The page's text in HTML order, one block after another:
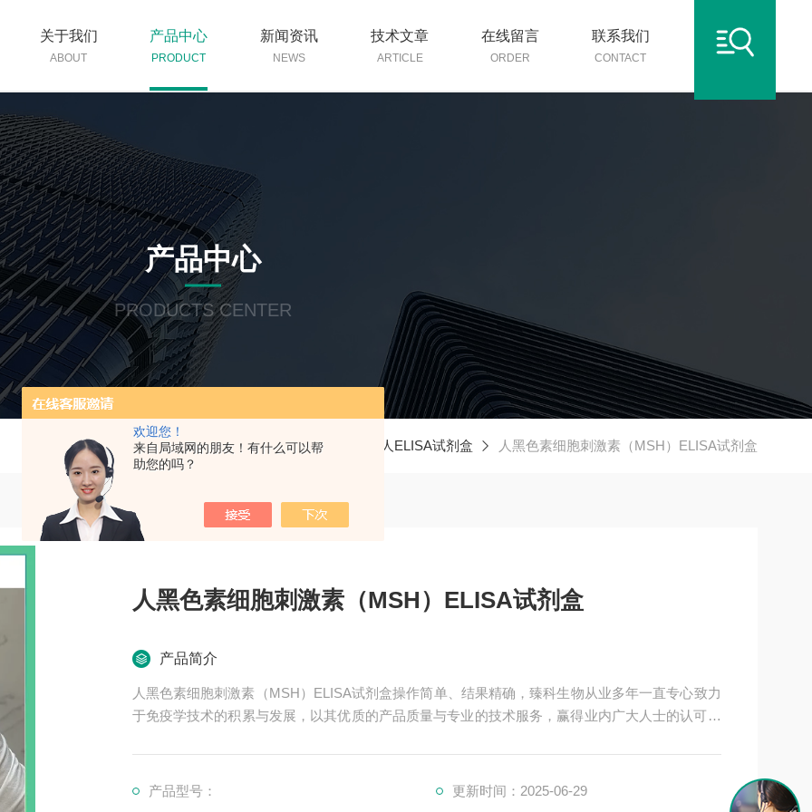
欢迎您！
来自局域网的朋友！有什么可以帮
助您的吗？
关于我们
ABOUT
产品中心
PRODUCT
新闻资讯
NEWS
技术文章
ARTICLE
在线留言
ORDER
联系我们
CONTACT
产品中心
PRODUCTS CENTER
当前位置：首页 产品中心 ELISA试剂盒 人ELISA试剂盒 人黑色素细胞刺激素（MSH）ELISA试剂盒
人黑色素细胞刺激素（MSH）ELISA试剂盒
产品简介
人黑色素细胞刺激素（MSH）ELISA试剂盒操作简单、结果精确，臻科生物从业多年一直专心致力
于免疫学技术的积累与发展，以其优质的产品质量与专业的技术服务，赢得业内广大人士的认可。
产品型号： 更新时间：2025-06-29